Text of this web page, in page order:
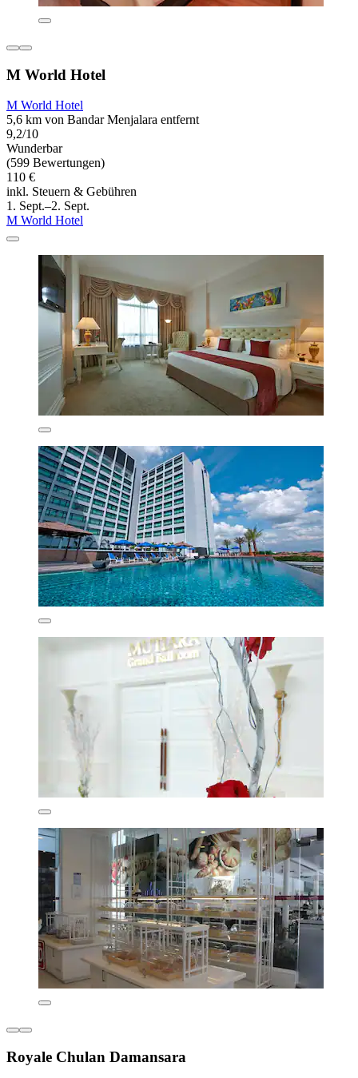
M World Hotel
M World Hotel
5,6 km von Bandar Menjalara entfernt
9,2/10
Wunderbar
(599 Bewertungen)
110 €
inkl. Steuern & Gebühren
1. Sept.–2. Sept.
M World Hotel
Royale Chulan Damansara